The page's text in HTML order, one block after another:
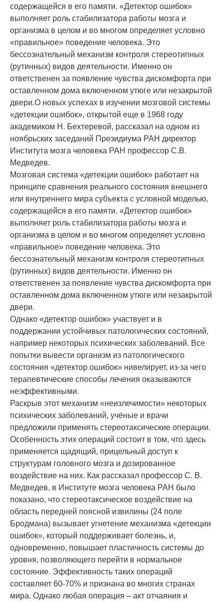
содержащейся в его памяти. «Детектор ошибок»
выполняет роль стабилизатора работы мозга и
организма в целом и во многом определяет условно
«правильное» поведение человека. Это
бессознательный механизм контроля стереотипных
(рутинных) видов деятельности. Именно он
ответственен за появление чувства дискомфорта при
оставленном дома включенном утюге или незакрытой
двери.О новых успехах в изучении мозговой системы
«детекции ошибок», открытой еще в 1968 году
академиком Н. Бехтеревой, рассказал на одном из
ноябрьских заседаний Президиума РАН директор
Института мозга человека РАН профессор С.В.
Медведев.
Мозговая система «детекции ошибок» работает на
принципе сравнения реального состояния внешнего
или внутреннего мира субъекта с условной моделью,
содержащейся в его памяти. «Детектор ошибок»
выполняет роль стабилизатора работы мозга и
организма в целом и во многом определяет условно
«правильное» поведение человека. Это
бессознательный механизм контроля стереотипных
(рутинных) видов деятельности. Именно он
ответственен за появление чувства дискомфорта при
оставленном дома включенном утюге или незакрытой
двери.
Однако «детектор ошибок» участвует и в
поддержании устойчивых патологических состояний,
например некоторых психических заболеваний. Все
попытки вывести организм из патологического
состояния «детектор ошибок» нивелирует, из-за чего
терапевтические способы лечения оказываются
неэффективными.
Раскрыв этот механизм «неизлечимости» некоторых
психических заболеваний, учёные и врачи
предложили применять стереотаксические операции.
Особенность этих операций состоит в том, что здесь
применяется щадящий, прицельный доступ к
структурам головного мозга и дозированное
воздействие на них. Как рассказал профессор С. В.
Медведев, в Институте мозга человека РАН было
показано, что стереотаксическое воздействие на
область передней поясной извилины (24 поле
Бродмана) вызывает угнетение механизма «детекции
ошибок», который поддерживает болезнь, и,
одновременно, повышает пластичность системы до
уровня, позволяющего перейти в нормальное
состояние. Эффективность таких операций
составляет 60-70% и признана во многих странах
мира. Однако любая операция – акт отчаяния и